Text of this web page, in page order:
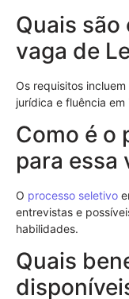
Quais são
vaga de
Os requisitos
jurídica e fluência
Como é o
para essa
O processo seletivo
entrevistas e
habilidades.
Quais